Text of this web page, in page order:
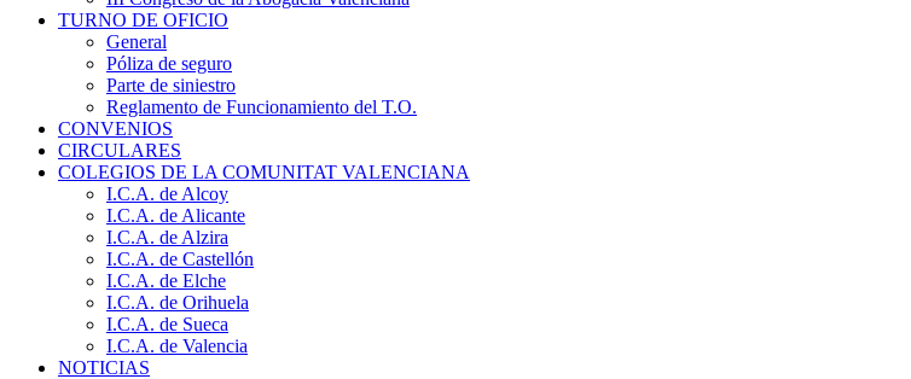
TURNO DE OFICIO
General
Póliza de seguro
Parte de siniestro
Reglamento de Funcionamiento del T.O.
CONVENIOS
CIRCULARES
COLEGIOS DE LA COMUNITAT VALENCIANA
I.C.A. de Alcoy
I.C.A. de Alicante
I.C.A. de Alzira
I.C.A. de Castellón
I.C.A. de Elche
I.C.A. de Orihuela
I.C.A. de Sueca
I.C.A. de Valencia
NOTICIAS